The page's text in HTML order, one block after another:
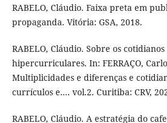
RABELO, Cláudio. Faixa preta em
propaganda. Vitória: GSA, 2018.
RABELO, Cláudio. Sobre os
hipercurriculares. In: FERRAÇO,
Multiplicidades e diferenças e
currículos e.... vol.2. Curitiba: CRV,
RABELO, Cláudio. A estratégia do